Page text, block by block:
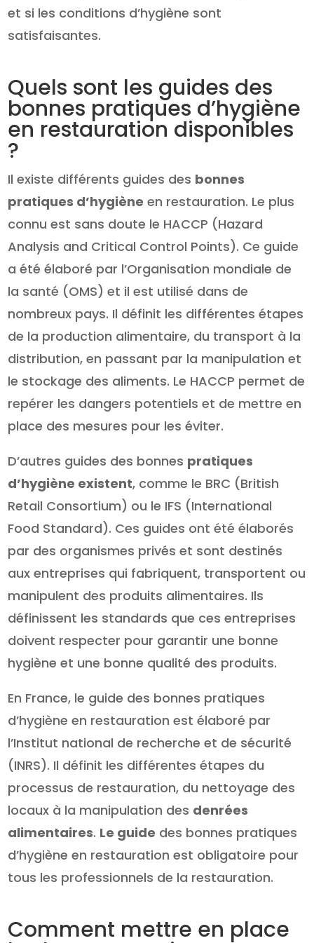
et si les conditions d’hygiène sont
satisfaisantes.
Quels sont les guides des
bonnes pratiques d’hygiène
en restauration disponibles
?
Il existe différents guides des bonnes
pratiques d’hygiène en restauration. Le plus
connu est sans doute le HACCP (Hazard
Analysis and Critical Control Points). Ce guide
a été élaboré par l’Organisation mondiale de
la santé (OMS) et il est utilisé dans de
nombreux pays. Il définit les différentes étapes
de la production alimentaire, du transport à la
distribution, en passant par la manipulation et
le stockage des aliments. Le HACCP permet de
repérer les dangers potentiels et de mettre en
place des mesures pour les éviter.
D’autres guides des bonnes pratiques
d’hygiène existent, comme le BRC (British
Retail Consortium) ou le IFS (International
Food Standard). Ces guides ont été élaborés
par des organismes privés et sont destinés
aux entreprises qui fabriquent, transportent ou
manipulent des produits alimentaires. Ils
définissent les standards que ces entreprises
doivent respecter pour garantir une bonne
hygiène et une bonne qualité des produits.
En France, le guide des bonnes pratiques
d’hygiène en restauration est élaboré par
l’Institut national de recherche et de sécurité
(INRS). Il définit les différentes étapes du
processus de restauration, du nettoyage des
locaux à la manipulation des denrées
alimentaires. Le guide des bonnes pratiques
d’hygiène en restauration est obligatoire pour
tous les professionnels de la restauration.
Comment mettre en place